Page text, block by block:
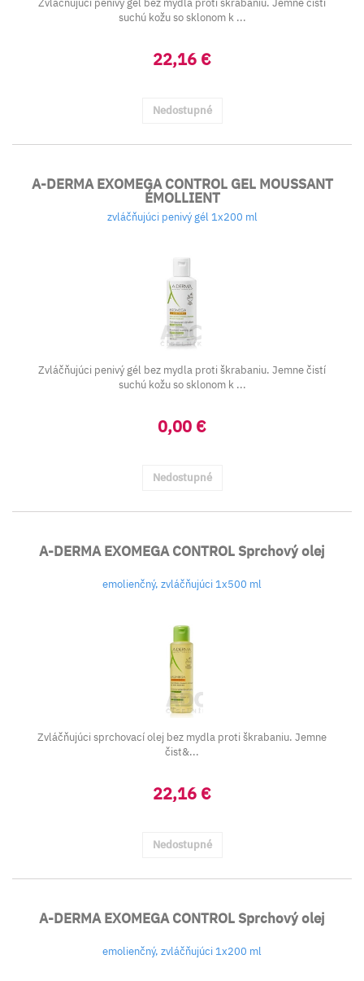
Zvláčňujúci penivý gél bez mydla proti škrabaniu. Jemne čistí
suchú kožu so sklonom k ...
22,16 €
Nedostupné
A-DERMA EXOMEGA CONTROL GEL MOUSSANT
ÉMOLLIENT
zvláčňujúci penivý gél 1x200 ml
Zvláčňujúci penivý gél bez mydla proti škrabaniu. Jemne čistí
suchú kožu so sklonom k ...
0,00 €
Nedostupné
A-DERMA EXOMEGA CONTROL Sprchový olej
emolienčný, zvláčňujúci 1x500 ml
Zvláčňujúci sprchovací olej bez mydla proti škrabaniu. Jemne
čist&...
22,16 €
Nedostupné
A-DERMA EXOMEGA CONTROL Sprchový olej
emolienčný, zvláčňujúci 1x200 ml